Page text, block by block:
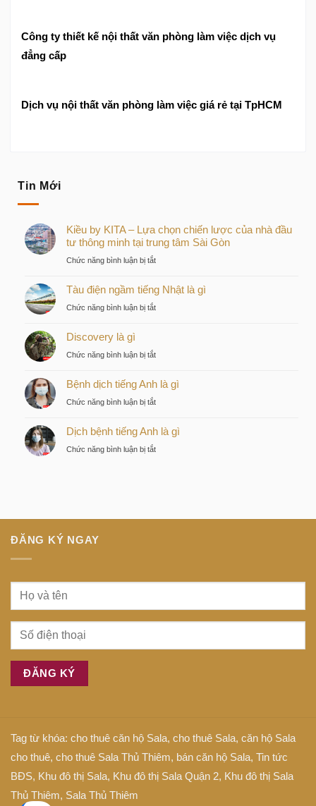
Công ty thiết kế nội thất văn phòng làm việc dịch vụ
đẳng cấp
Dịch vụ nội thất văn phòng làm việc giá rẻ tại TpHCM
Tin Mới
Kiều by KITA – Lựa chọn chiến lược của nhà đầu
tư thông minh tại trung tâm Sài Gòn
Chức năng bình luận bị tắtở
by
chiến
của
nhà
tư
Tàu điện ngầm tiếng Nhật là gì
Chức năng bình luận bị tắtở
gì
Discovery là gì
Chức năng bình luận bị tắtở
là
Bệnh dịch tiếng Anh là gì
Chức năng bình luận bị tắtở
dịch
Dịch bệnh tiếng Anh là gì
Chức năng bình luận bị tắtở
là
ĐĂNG KÝ NGAY
Tag từ khóa: cho thuê căn hộ Sala, cho thuê Sala, căn hộ Sala
cho thuê, cho thuê Sala Thủ Thiêm, bán căn hộ Sala, Tin tức
BĐS, Khu đô thị Sala, Khu đô thị Sala Quận 2, Khu đô thị Sala
Thủ Thiêm, Sala Thủ Thiêm